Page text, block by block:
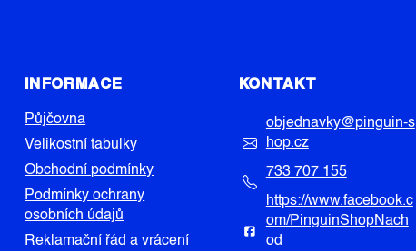
INFORMACE
Půjčovna
Velikostní tabulky
Obchodní podmínky
Podmínky ochrany
osobních údajů
Reklamační řád a vrácení
KONTAKT
objednavky@pinguin-s
hop.cz
733 707 155
https://www.facebook.c
om/PinguinShopNach
od